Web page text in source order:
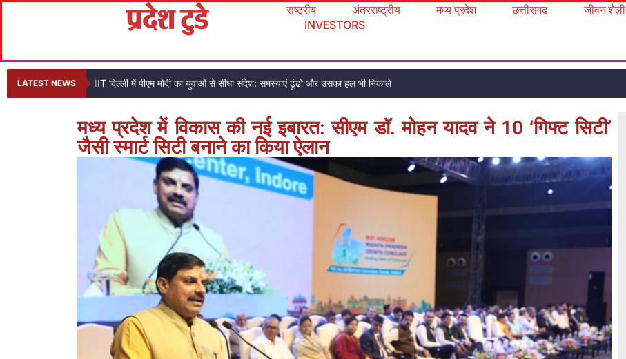
राष्ट्रीय अंतरराष्ट्रीय मध्य प्रदेश छत्तीसगढ जीवन शैली
INVESTORS
LATEST NEWS IIT दिल्ली में पीएम मोदी का युवाओं से सीधा संदेश: समस्याएं ढूंढो और उसका हल भी निकाले
मध्य प्रदेश में विकास की नई इबारत: सीएम डॉ. मोहन यादव ने 10 ‘गिफ्ट सिटी’
जैसी स्मार्ट सिटी बनाने का किया ऐलान